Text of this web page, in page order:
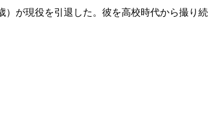
）が現役を引退した。彼を高校時代から撮り続